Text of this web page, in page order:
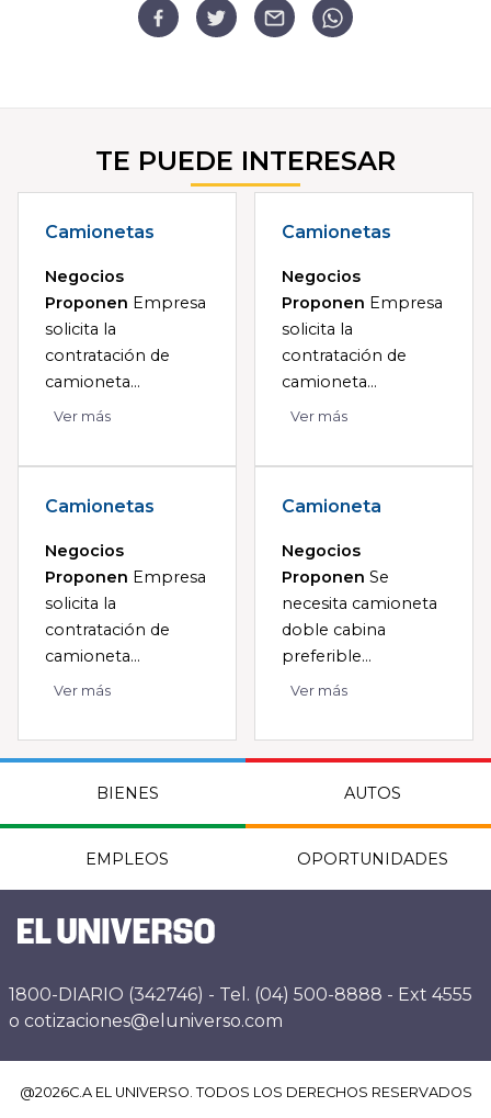
TE PUEDE INTERESAR
Camionetas
Negocios
Proponen Empresa
solicita la
contratación de
camioneta...
Ver más
Camionetas
Negocios
Proponen Empresa
solicita la
contratación de
camioneta...
Ver más
Camionetas
Negocios
Proponen Empresa
solicita la
contratación de
camioneta...
Ver más
Camioneta
Negocios
Proponen Se
necesita camioneta
doble cabina
preferible...
Ver más
BIENES AUTOS
EMPLEOS OPORTUNIDADES
1800-DIARIO (342746) - Tel. (04) 500-8888 - Ext 4555
o cotizaciones@eluniverso.com
@2026C.A EL UNIVERSO. TODOS LOS DERECHOS RESERVADOS